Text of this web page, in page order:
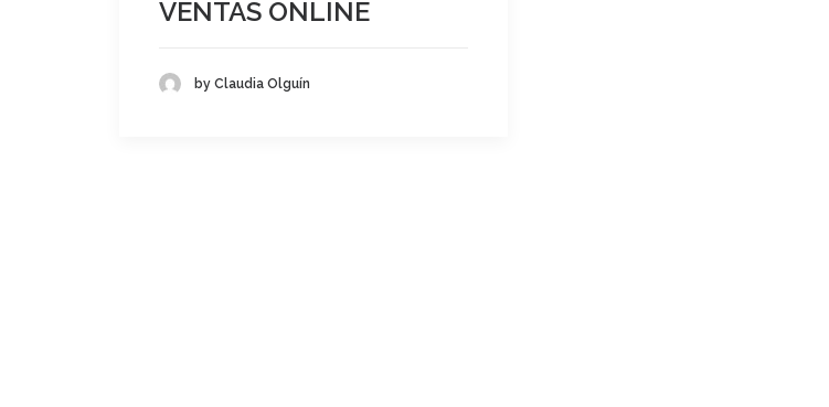
VENTAS ONLINE
by Claudia Olguín